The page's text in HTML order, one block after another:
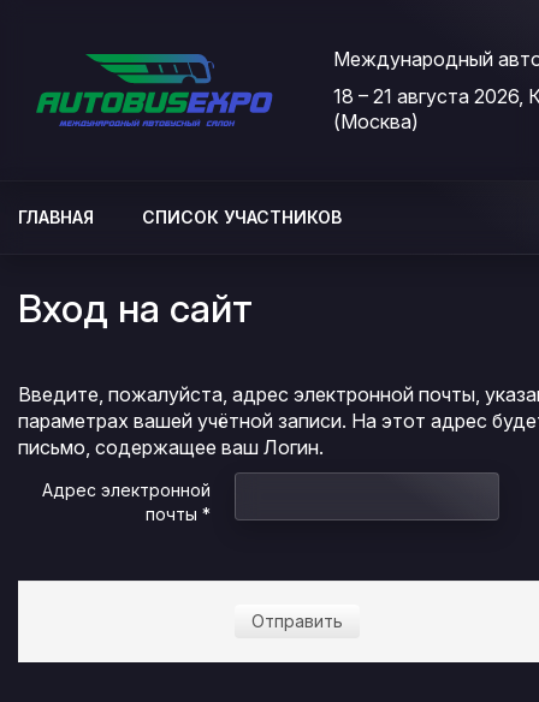
Международный
18 – 21 августа 2026,
(Москва)
ГЛАВНАЯ СПИСОК УЧАСТНИКОВ
Вход на сайт
Введите, пожалуйста, адрес электронной почты,
параметрах вашей учётной записи. На этот адрес
письмо, содержащее ваш Логин.
Адрес электронной
почты *
Отправить
Мероприятия
О сервисе
Контакты
СПРАВКА
Посетителям